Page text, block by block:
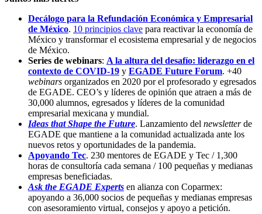
Decálogo para la Refundación Económica y Empresarial
de México. 10 principios clave para reactivar la economía de
México y transformar el ecosistema empresarial y de negocios
de México.
Series de webinars: A la altura del desafío: liderazgo en el
contexto de COVID-19 y EGADE Future Forum. +40
webinars organizados en 2020 por el profesorado y egresados
de EGADE. CEO’s y líderes de opinión que atraen a más de
30,000 alumnos, egresados y líderes de la comunidad
empresarial mexicana y mundial.
Ideas that Shape the Future. Lanzamiento del newsletterde
EGADE que mantiene a la comunidad actualizada ante los
nuevos retos y oportunidades de la pandemia.
Apoyando Tec. 230 mentores de EGADE y Tec / 1,300
horas de consultoría cada semana / 100 pequeñas y medianas
empresas beneficiadas.
Ask the EGADE Experts en alianza con Coparmex:
apoyando a 36,000 socios de pequeñas y medianas empresas
con asesoramiento virtual, consejos y apoyo a petición.